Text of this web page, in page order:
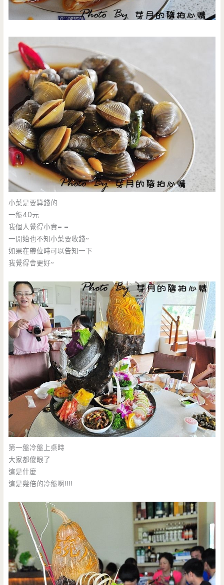
小菜是要算錢的
一盤40元
我個人覺得小貴= =
一開始也不知小菜要收錢~
如果在帶位時可以告知一下
我覺得會更好~
第一盤冷盤上桌時
大家都傻眼了
這是什麼
這是幾倍的冷盤啊!!!!